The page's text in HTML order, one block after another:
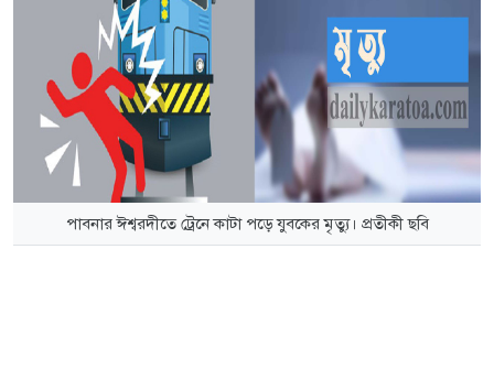
পাবনার ঈশ্বরদীতে ট্রেনে কাটা পড়ে যুবকের মৃত্যু। প্রতীকী ছবি